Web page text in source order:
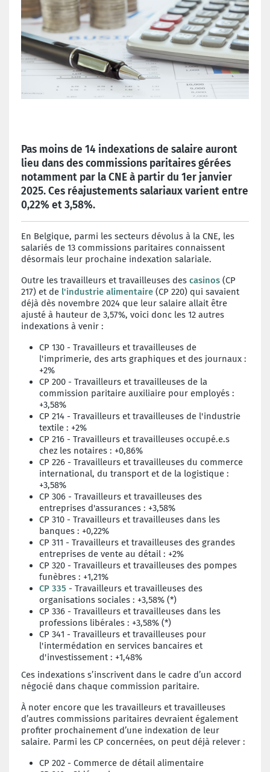
Pas moins de 14 indexations de salaire auront
lieu dans des commissions paritaires gérées
notamment par la CNE à partir du 1er janvier
2025. Ces réajustements salariaux varient entre
0,22% et 3,58%.
En Belgique, parmi les secteurs dévolus à la CNE, les
salariés de 13 commissions paritaires connaissent
désormais leur prochaine indexation salariale.
Outre les travailleurs et travailleuses des casinos (CP
217) et de l'industrie alimentaire (CP 220) qui savaient
déjà dès novembre 2024 que leur salaire allait être
ajusté à hauteur de 3,57%, voici donc les 12 autres
indexations à venir :
CP 130 - Travailleurs et travailleuses de
l'imprimerie, des arts graphiques et des journaux :
+2%
CP 200 - Travailleurs et travailleuses de la
commission paritaire auxiliaire pour employés :
+3,58%
CP 214 - Travailleurs et travailleuses de l'industrie
textile : +2%
CP 216 - Travailleurs et travailleuses occupé.e.s
chez les notaires : +0,86%
CP 226 - Travailleurs et travailleuses du commerce
international, du transport et de la logistique :
+3,58%
CP 306 - Travailleurs et travailleuses des
entreprises d'assurances : +3,58%
CP 310 - Travailleurs et travailleuses dans les
banques : +0,22%
CP 311 - Travailleurs et travailleuses des grandes
entreprises de vente au détail : +2%
CP 320 - Travailleurs et travailleuses des pompes
funèbres : +1,21%
CP 335 - Travailleurs et travailleuses des
organisations sociales : +3,58% (*)
CP 336 - Travailleurs et travailleuses dans les
professions libérales : +3,58% (*)
CP 341 - Travailleurs et travailleuses pour
l'intermédation en services bancaires et
d'investissement : +1,48%
Ces indexations s’inscrivent dans le cadre d’un accord
négocié dans chaque commission paritaire.
À noter encore que les travailleurs et travailleuses
d’autres commissions paritaires devraient également
profiter prochainement d’une indexation de leur
salaire. Parmi les CP concernées, on peut déjà relever :
CP 202 - Commerce de détail alimentaire